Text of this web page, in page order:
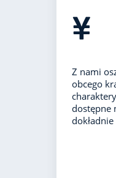
Z nami
obcego
dostępne